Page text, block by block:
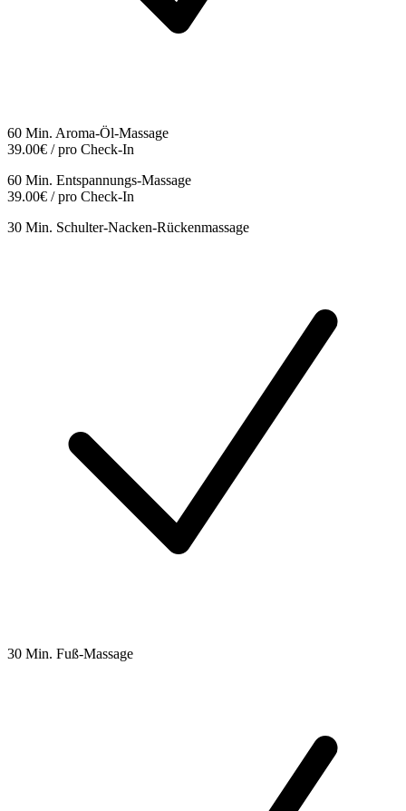
60 Min. Aroma-Öl-Massage
39.00€ / pro Check-In
60 Min. Entspannungs-Massage
39.00€ / pro Check-In
30 Min. Schulter-Nacken-Rückenmassage
30 Min. Fuß-Massage